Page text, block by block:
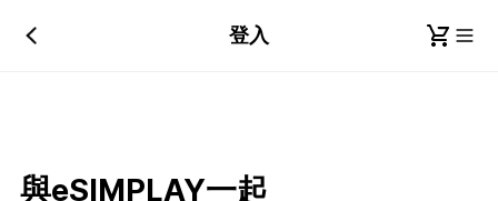
登入
與eSIMPLAY一起